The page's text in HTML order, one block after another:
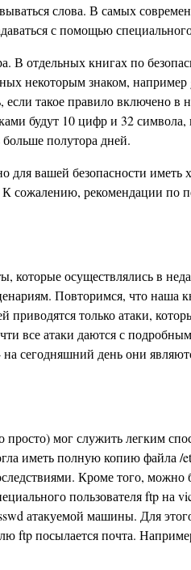
слова. В самых
с помощью
отдельных книгах по
некоторым знаком, например
если такое правило включено
будут 10 цифр и 32
полутора дней.
для вашей безопасности
сожалению, рекомендации по
которые осуществлялись в
Повторимся, что наша
только атаки,
все атаки даются с
сегодняшний день они
мог служить легким
иметь полную копию файла /
Кроме того,
пользователя ftp на
атакуемой машины. Для
ftp посылается почта.